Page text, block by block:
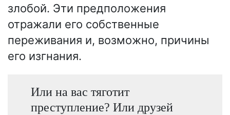
злобой. Эти предположения
отражали его собственные
переживания и, возможно, причины
его изгнания.
Или на вас тяготит
преступление? Или друзей